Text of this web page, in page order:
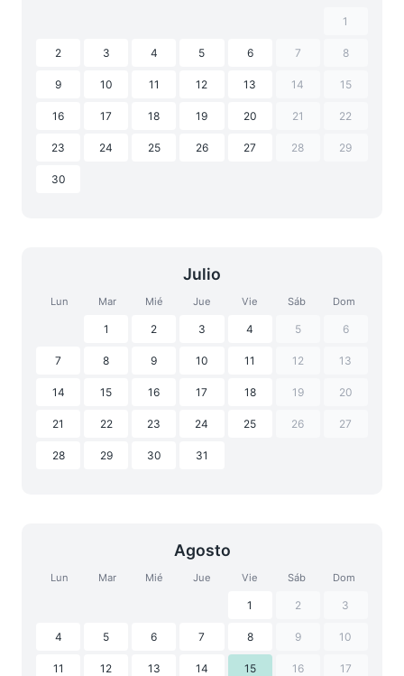
1
2 3 4 5 6 7 8
9 10 11 12 13 14 15
16 17 18 19 20 21 22
23 24 25 26 27 28 29
30
Julio
Lun Mar Mié Jue Vie Sáb Dom
1 2 3 4 5 6
7 8 9 10 11 12 13
14 15 16 17 18 19 20
21 22 23 24 25 26 27
28 29 30 31
Agosto
Lun Mar Mié Jue Vie Sáb Dom
1 2 3
4 5 6 7 8 9 10
11 12 13 14 15 16 17